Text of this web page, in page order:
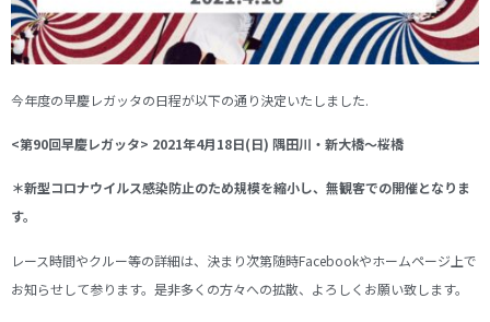
今年度の早慶レガッタの日程が以下の通り決定いたしました.
<第90回早慶レガッタ> 2021年4月18日(日) 隅田川・新大橋〜桜橋
＊新型コロナウイルス感染防止のため規模を縮小し、無観客での開催となりま
す。
レース時間やクルー等の詳細は、決まり次第随時Facebookやホームページ上で
お知らせして参ります。是非多くの方々への拡散、よろしくお願い致します。